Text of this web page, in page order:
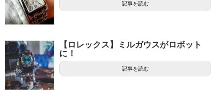
記事を読む
【ロレックス】ミルガウスがロボット
に！
記事を読む